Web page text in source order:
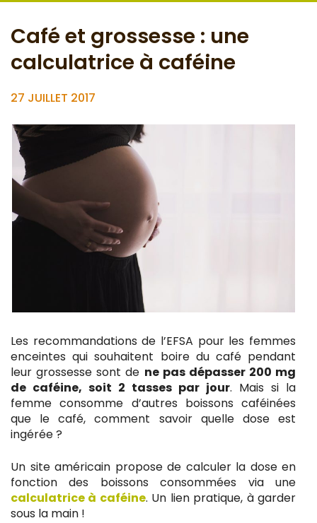
Café et grossesse : une
calculatrice à caféine
27 JUILLET 2017
Les recommandations de l’EFSA pour les femmes
enceintes qui souhaitent boire du café pendant
leur grossesse sont de ne pas dépasser 200 mg
de caféine, soit 2 tasses par jour. Mais si la
femme consomme d’autres boissons caféinées
que le café, comment savoir quelle dose est
ingérée ?
Un site américain propose de calculer la dose en
fonction des boissons consommées via une
calculatrice à caféine. Un lien pratique, à garder
sous la main !